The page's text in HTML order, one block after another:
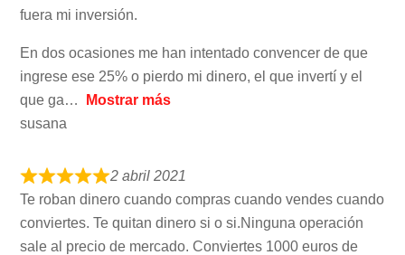
fuera mi inversión.
En dos ocasiones me han intentado convencer de que
ingrese ese 25% o pierdo mi dinero, el que invertí y el
que ga
Mostrar más
susana
2 abril 2021
Te roban dinero cuando compras cuando vendes cuando
conviertes. Te quitan dinero si o si.Ninguna operación
sale al precio de mercado. Conviertes 1000 euros de